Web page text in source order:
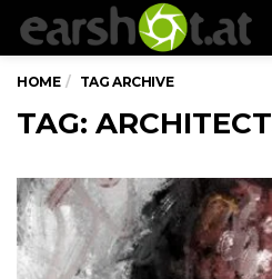
HOME TAG ARCHIVE
TAG: